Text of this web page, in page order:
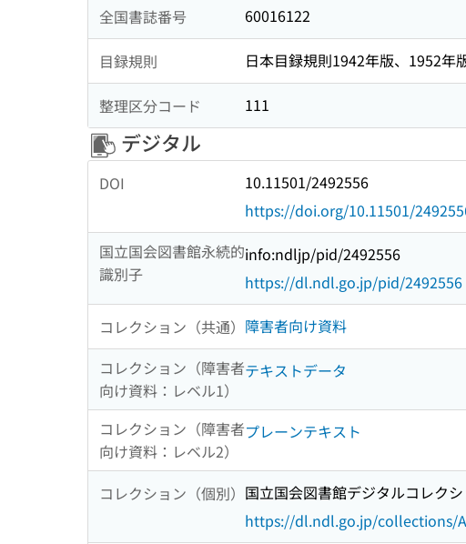
全国書誌番号 60016122
目録規則 日本目録規則1942年版、1952年
整理区分コード 111
デジタル
DOI
10.11501/2492556
https://doi.org/10.11501/
国立国会図書館永続的
識別子
info:ndljp/pid/2492556
https://dl.ndl.go.jp/pid/2492556
コレクション（共通） 障害者向け資料
コレクション（障害者
向け資料：レベル1）
テキストデータ
コレクション（障害者
向け資料：レベル2）
プレーンテキスト
コレクション（個別） 国立国会図書館デジタルコレク
https://dl.ndl.go.jp/collections/